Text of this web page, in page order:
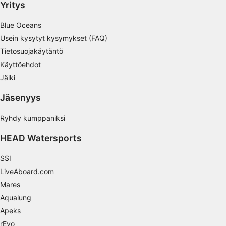
Yritys
Blue Oceans
Usein kysytyt kysymykset (FAQ)
Tietosuojakäytäntö
Käyttöehdot
Jälki
Jäsenyys
Ryhdy kumppaniksi
HEAD Watersports
SSI
LiveAboard.com
Mares
Aqualung
Apeks
rEvo